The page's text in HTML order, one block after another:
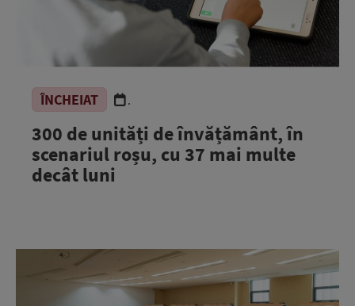
ÎNCHEIAT .
300 de unități de învățământ, în
scenariul roșu, cu 37 mai multe
decât luni